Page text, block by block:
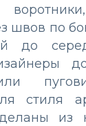
швов по
до
стиля
из